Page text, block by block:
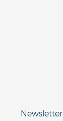
Newsletter